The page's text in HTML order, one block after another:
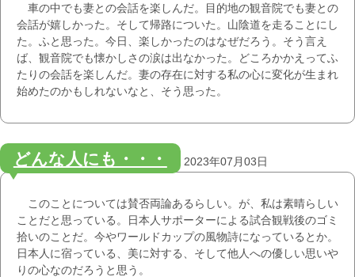
車の中でも妻との会話を楽しんだ。目的地の観音院でも妻との
会話が嬉しかった。そして帰路についた。山陰道を走ることにし
た。ふと思った。今日、楽しかったのはなぜだろう。そう言え
ば、観音院でも懐かしさの涙は出なかった。どころかかえってふ
たりの会話を楽しんだ。妻の存在に対する私の心に変化が生まれ
始めたのかもしれないなと、そう思った。
どんな人にも・・・ 2023年07月03日
このことについては賛否両論あるらしい。が、私は素晴らしい
ことだと思っている。日本人サポーターによる試合観戦後のゴミ
拾いのことだ。今やワールドカップの風物詩になっているとか。
日本人に宿っている、美に対する、そして他人への優しい思いや
りの心なのだろうと思う。